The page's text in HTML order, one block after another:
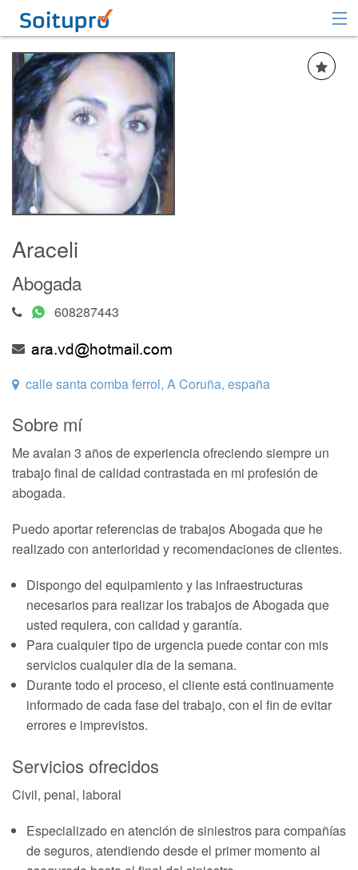
Recomendar
Registrarse
Iniciar sesión
Araceli
Abogada
608287443
calle santa comba ferrol, A Coruña, españa
Sobre mí
Me avalan 3 años de experiencia ofreciendo siempre un
trabajo final de calidad contrastada en mi profesión de
abogada.
Puedo aportar referencias de trabajos Abogada que he
realizado con anterioridad y recomendaciones de clientes.
Dispongo del equipamiento y las infraestructuras
necesarios para realizar los trabajos de Abogada que
usted requiera, con calidad y garantía.
Para cualquier tipo de urgencia puede contar con mis
servicios cualquier dia de la semana.
Durante todo el proceso, el cliente está continuamente
informado de cada fase del trabajo, con el fin de evitar
errores e imprevistos.
Servicios ofrecidos
Civil, penal, laboral
Especializado en atención de siniestros para compañías
de seguros, atendiendo desde el primer momento al